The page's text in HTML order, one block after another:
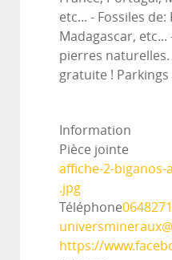
etc... - Fossiles
Madagascar,
pierres naturelles.
gratuite !
Information
Pièce jointe
affiche-2-biganos-
.jpg
Téléphone
https://